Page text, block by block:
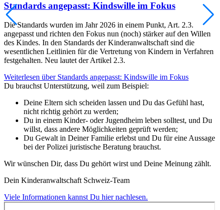
Standards angepasst: Kindswille im Fokus
Die Standards wurden im Jahr 2026 in einem Punkt, Art. 2.3.
angepasst und richten den Fokus nun (noch) stärker auf den Willen
des Kindes. In den Standards der Kinderanwaltschaft sind die
wesentlichen Leitlinien für die Vertretung von Kindern in Verfahren
festgehalten. Neu lautet der Artikel 2.3.
Weiterlesen über Standards angepasst: Kindswille im Fokus
Du brauchst Unterstützung, weil zum Beispiel:
Deine Eltern sich scheiden lassen und Du das Gefühl hast,
nicht richtig gehört zu werden;
Du in einem Kinder- oder Jugendheim leben solltest, und Du
willst, dass andere Möglichkeiten geprüft werden;
Du Gewalt in Deiner Familie erlebst und Du für eine Aussage
bei der Polizei juristische Beratung brauchst.
Wir wünschen Dir, dass Du gehört wirst und Deine Meinung zählt.
Dein Kinderanwaltschaft Schweiz-Team
Viele Informationen kannst Du hier nachlesen.